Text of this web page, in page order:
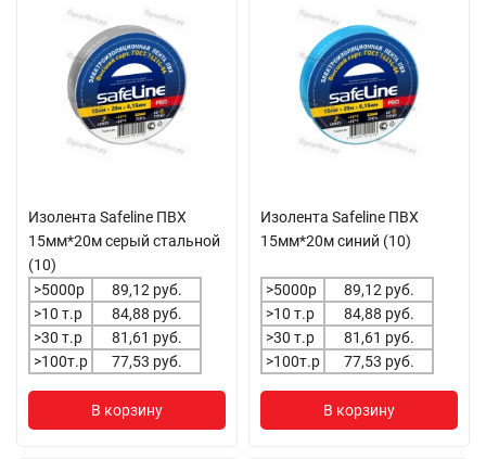
Изолента Safeline ПВХ
15мм*20м серый стальной
(10)
>5000р
89,12 руб.
>10 т.р
84,88 руб.
>30 т.р
81,61 руб.
>100т.р
77,53 руб.
В корзину
Изолента Safeline ПВХ
15мм*20м синий (10)
>5000р
89,12 руб.
>10 т.р
84,88 руб.
>30 т.р
81,61 руб.
>100т.р
77,53 руб.
В корзину